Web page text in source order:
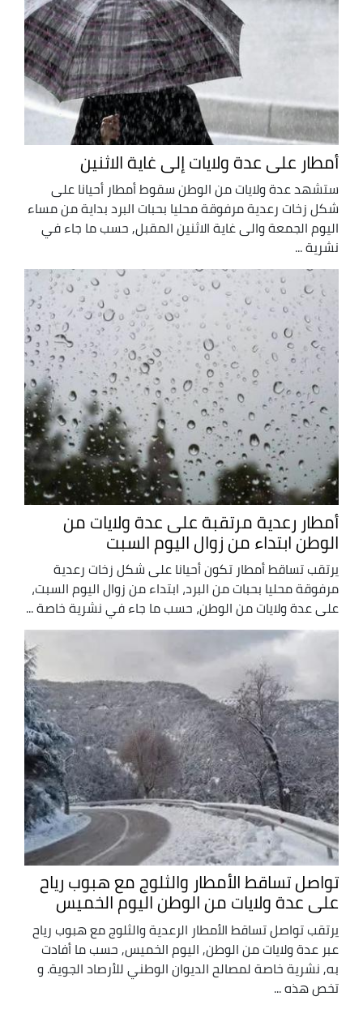
أمطار على عدة ولايات إلى غاية الاثنين
ستشهد عدة ولايات من الوطن سقوط أمطار أحيانا على
شكل زخات رعدية مرفوقة محليا بحبات البرد بداية من مساء
اليوم الجمعة والى غاية الاثنين المقبل, حسب ما جاء في
نشرية ...
أمطار رعدية مرتقبة على عدة ولايات من
الوطن ابتداء من زوال اليوم السبت
يرتقب تساقط أمطار تكون أحيانا على شكل زخات رعدية
مرفوقة محليا بحبات من البرد، ابتداء من زوال اليوم السبت،
على عدة ولايات من الوطن، حسب ما جاء في نشرية خاصة ...
تواصل تساقط الأمطار والثلوج مع هبوب رياح
على عدة ولايات من الوطن اليوم الخميس
يرتقب تواصل تساقط الأمطار الرعدية والثلوج مع هبوب رياح
عبر عدة ولايات من الوطن, اليوم الخميس, حسب ما أفادت
به, نشرية خاصة لمصالح الديوان الوطني للأرصاد الجوية. و
تخص هذه ...